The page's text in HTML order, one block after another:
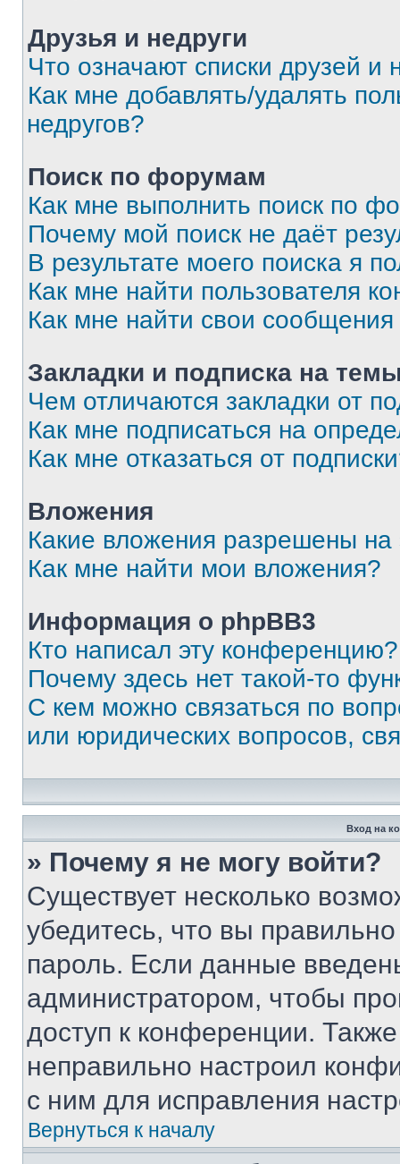
Друзья и недруги
Что означают списки друзей и
Как мне добавлять/удалять
недругов?
Поиск по форумам
Как мне выполнить поиск по
Почему мой поиск не даёт
В результате моего поиска я
Как мне найти пользователя
Как мне найти свои
Закладки и подписка на
Чем отличаются закладки от
Как мне подписаться на
Как мне отказаться от
Вложения
Какие вложения разрешены
Как мне найти мои вложения?
Информация о phpBB3
Кто написал эту конференцию?
Почему здесь нет такой-то
С кем можно связаться по
или юридических вопросов,
Вход на
» Почему я не могу войти?
Существует несколько
убедитесь, что вы
пароль. Если данные
администратором, чтобы
доступ к конференции.
неправильно настроил
с ним для исправления
Вернуться к началу